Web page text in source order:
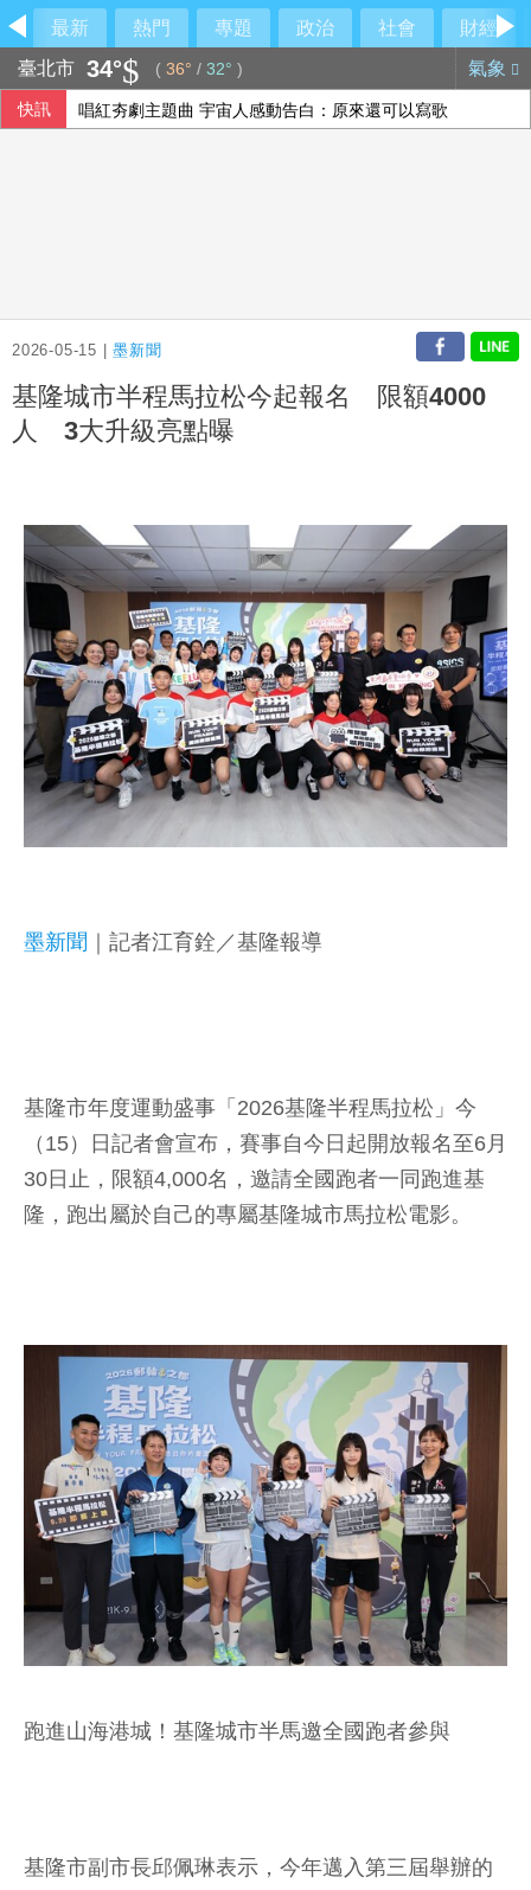
最新 熱門 專題 政治 社會
財經
臺北市 34° ( 36° / 32° ) 氣象
快訊 唱紅夯劇主題曲 宇宙人感動告白：原來還可以寫歌
2026-05-15 |墨新聞
基隆城市半程馬拉松今起報名 限額4000
人 3大升級亮點曝
墨新聞 ｜記者江育銓／基隆報導
基隆市年度運動盛事「2026基隆半程馬拉松」今
（15）日記者會宣布，賽事自今日起開放報名至6月
30日止，限額4,000名，邀請全國跑者一同跑進基
隆，跑出屬於自己的專屬基隆城市馬拉松電影。
跑進山海港城！基隆城市半馬邀全國跑者參與
基隆市副市長邱佩琳表示，今年邁入第三屆舉辦的